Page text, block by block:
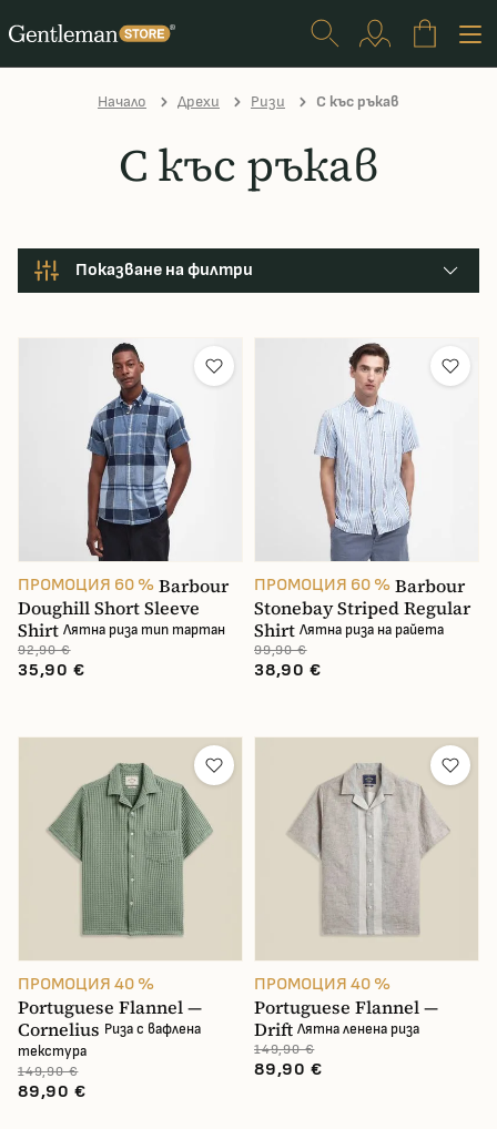
Начало Дрехи Ризи С къс ръкав
С къс ръкав
Показване на филтри
Производител
Размер
Цвят
Материал на облеклото
Вид яка
Ръкав
Пол
Цена
В наличност
ПРОМОЦИЯ 60 % Barbour
Doughill Short Sleeve
Shirt Лятна риза тип тартан
92,90 €
35,90 €
ПРОМОЦИЯ 60 % Barbour
Stonebay Striped Regular
Shirt Лятна риза на райета
99,90 €
38,90 €
ПРОМОЦИЯ 40 %
Portuguese Flannel —
Cornelius Риза с вафлена
текстура
149,90 €
89,90 €
ПРОМОЦИЯ 40 %
Portuguese Flannel —
Drift Лятна ленена риза
149,90 €
89,90 €